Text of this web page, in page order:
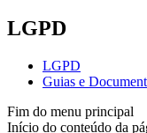
LGPD
LGPD
Guias e
Fim do menu principal
Início do conteúdo da